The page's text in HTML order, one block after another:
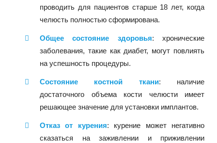
проводить для пациентов старше 18 лет, когда
челюсть полностью сформирована.
Общее состояние здоровья: хронические
заболевания, такие как диабет, могут повлиять
на успешность процедуры.
Состояние костной ткани: наличие
достаточного объема кости челюсти имеет
решающее значение для установки имплантов.
Отказ от курения: курение может негативно
сказаться на заживлении и приживлении